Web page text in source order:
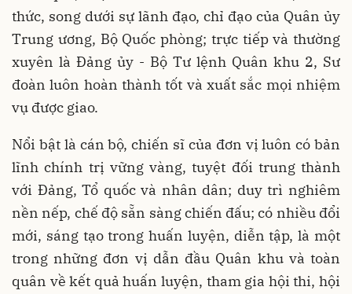
thức, song dưới sự lãnh đạo, chỉ đạo của Quân ủy
Trung ương, Bộ Quốc phòng; trực tiếp và thường
xuyên là Đảng ủy - Bộ Tư lệnh Quân khu 2, Sư
đoàn luôn hoàn thành tốt và xuất sắc mọi nhiệm
vụ được giao.
Nổi bật là cán bộ, chiến sĩ của đơn vị luôn có bản
lĩnh chính trị vững vàng, tuyệt đối trung thành
với Đảng, Tổ quốc và nhân dân; duy trì nghiêm
nền nếp, chế độ sẵn sàng chiến đấu; có nhiều đổi
mới, sáng tạo trong huấn luyện, diễn tập, là một
trong những đơn vị dẫn đầu Quân khu và toàn
quân về kết quả huấn luyện, tham gia hội thi, hội